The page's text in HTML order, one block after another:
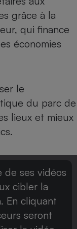
grâce à la
qui finance
économies
le
du parc de
lieux et mieux
ses vidéos
cibler la
En cliquant
seront